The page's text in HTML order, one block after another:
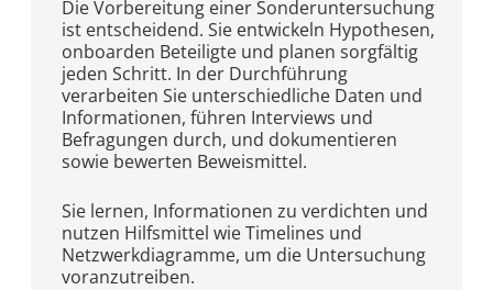
Die Vorbereitung einer Sonderuntersuchung
ist entscheidend. Sie entwickeln Hypothesen,
onboarden Beteiligte und planen sorgfältig
jeden Schritt. In der Durchführung
verarbeiten Sie unterschiedliche Daten und
Informationen, führen Interviews und
Befragungen durch, und dokumentieren
sowie bewerten Beweismittel.
Sie lernen, Informationen zu verdichten und
nutzen Hilfsmittel wie Timelines und
Netzwerkdiagramme, um die Untersuchung
voranzutreiben.